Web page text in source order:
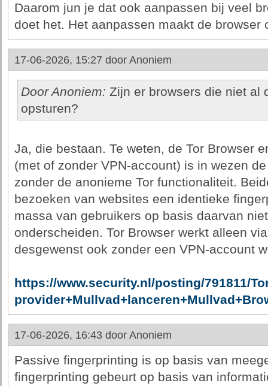
Daarom jun je dat ook aanpassen bij veel
doet het. Het aanpassen maakt de browser
17-06-2026, 15:27 door Anoniem
Door Anoniem: Zijn er browsers die niet al
opsturen?
Ja, die bestaan. Te weten, de Tor Browser
(met of zonder VPN-account) is in wezen
zonder de anonieme Tor functionaliteit.
bezoeken van websites een identieke
massa van gebruikers op basis daarvan
onderscheiden. Tor Browser werkt alleen
desgewenst ook zonder een VPN-account
https://www.security.nl/posting/791811/
17-06-2026, 16:43 door Anoniem
Passive fingerprinting is op basis van
fingerprinting gebeurt op basis van